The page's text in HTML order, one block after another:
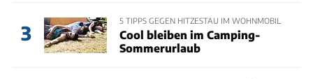
3
5 TIPPS GEGEN HITZESTAU IM WOHNMOBIL
Cool bleiben im Camping-
Sommerurlaub